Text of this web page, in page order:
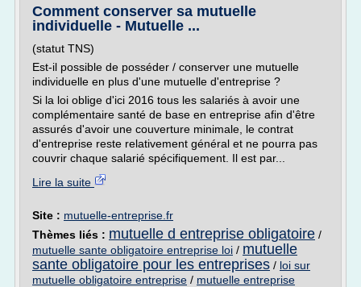
Comment conserver sa mutuelle
individuelle - Mutuelle ...
(statut TNS)
Est-il possible de posséder / conserver une mutuelle
individuelle en plus d'une mutuelle d'entreprise ?
Si la loi oblige d'ici 2016 tous les salariés à avoir une
complémentaire santé de base en entreprise afin d'être
assurés d'avoir une couverture minimale, le contrat
d'entreprise reste relativement général et ne pourra pas
couvrir chaque salarié spécifiquement. Il est par...
Lire la suite
Site : mutuelle-entreprise.fr
Thèmes liés : mutuelle d entreprise obligatoire /
mutuelle sante obligatoire entreprise loi / mutuelle
sante obligatoire pour les entreprises / loi sur
mutuelle obligatoire entreprise / mutuelle entreprise